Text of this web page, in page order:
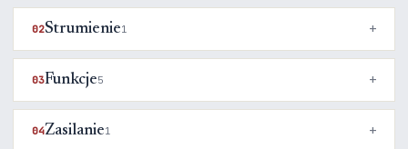
02Strumienie1
03Funkcje5
04Zasilanie1